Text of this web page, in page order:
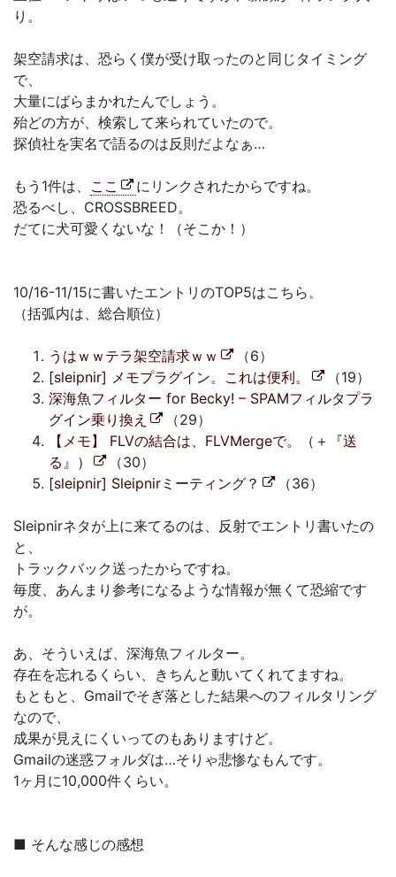
り。
架空請求は、恐らく僕が受け取ったのと同じタイミング
で、
大量にばらまかれたんでしょう。
殆どの方が、検索して来られていたので。
探偵社を実名で語るのは反則だよなぁ…
もう1件は、 ここ
にリンクされたからですね。
恐るべし、CROSSBREED。
だてに犬可愛くないな！（そこか！）
10/16-11/15に書いたエントリのTOP5はこちら。
（括弧内は、総合順位）
うはｗｗテラ架空請求ｗｗ
（6）
[sleipnir] メモプラグイン。これは便利。
（19）
深海魚フィルター for Becky! – SPAMフィルタプラ
グイン乗り換え
（29）
【メモ】 FLVの結合は、FLVMergeで。（＋『送
る』）
（30）
[sleipnir] Sleipnirミーティング？
（36）
Sleipnirネタが上に来てるのは、反射でエントリ書いたの
と、
トラックバック送ったからですね。
毎度、あんまり参考になるような情報が無くて恐縮です
が。
あ、そういえば、深海魚フィルター。
存在を忘れるくらい、きちんと動いてくれてますね。
もともと、Gmailでそぎ落とした結果へのフィルタリング
なので、
成果が見えにくいってのもありますけど。
Gmailの迷惑フォルダは…そりゃ悲惨なもんです。
1ヶ月に10,000件くらい。
■ そんな感じの感想